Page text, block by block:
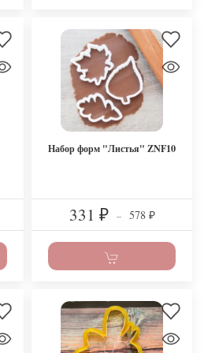
Набор форм "Листья" ZNF10
331 ₽ – 578 ₽